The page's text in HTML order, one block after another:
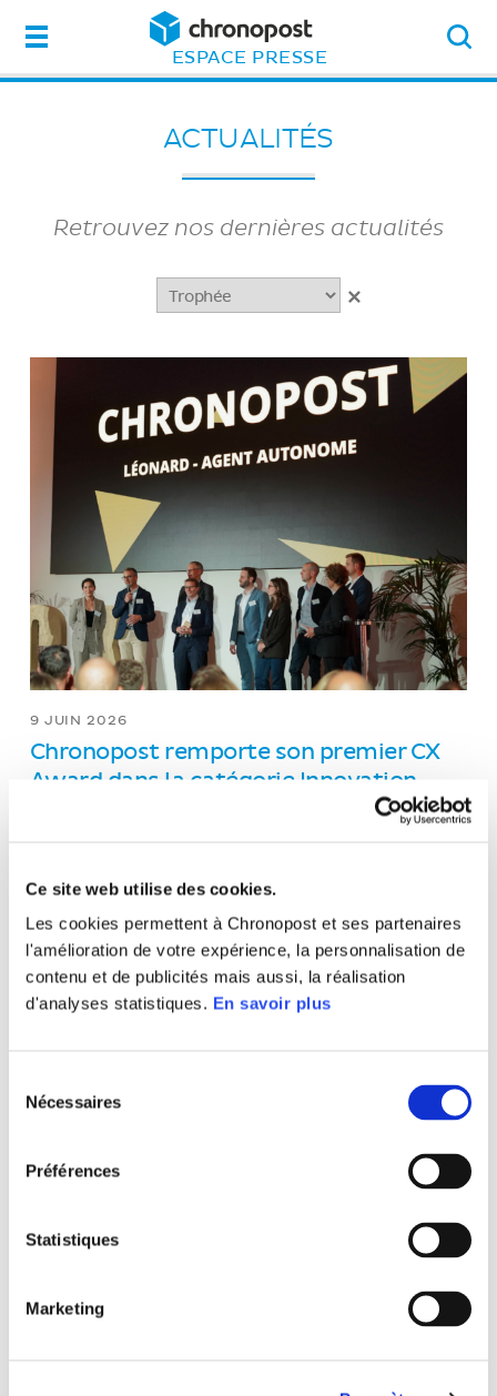
Ce site web utilise des cookies.
Les cookies permettent à Chronopost et ses partenaires
l'amélioration de votre expérience, la personnalisation de
contenu et de publicités mais aussi, la réalisation
d'analyses statistiques. En savoir plus
Nécessaires
Préférences
Statistiques
Marketing
ESPACE PRESSE
ACTUALITÉS
Retrouvez nos dernières actualités
×
9 JUIN 2026
Chronopost remporte son premier CX
Award dans la catégorie Innovation